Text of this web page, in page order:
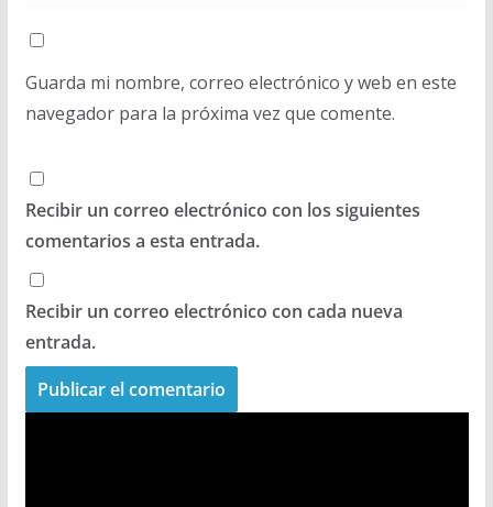
Guarda mi nombre, correo electrónico y web en este
navegador para la próxima vez que comente.
Recibir un correo electrónico con los siguientes
comentarios a esta entrada.
Recibir un correo electrónico con cada nueva
entrada.